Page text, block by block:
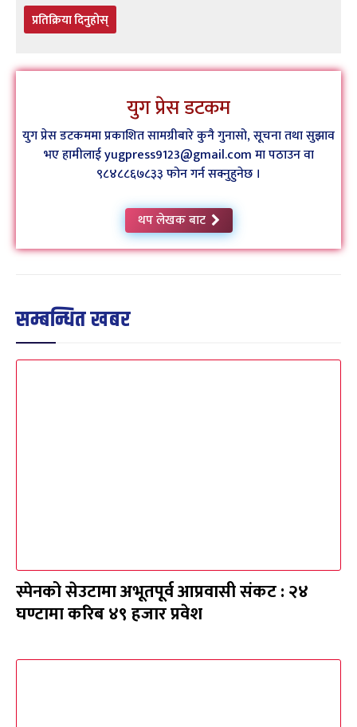
प्रतिक्रिया दिनुहोस्
युग प्रेस डटकम
युग प्रेस डटकममा प्रकाशित सामग्रीबारे कुनै गुनासो, सूचना तथा सुझाव
भए हामीलाई yugpress9123@gmail.com मा पठाउन वा
९८४८८६७८३३ फोन गर्न सक्नुहुनेछ ।
थप लेखक बाट
सम्बन्धित खबर
स्पेनको सेउटामा अभूतपूर्व आप्रवासी संकट : २४
घण्टामा करिब ४९ हजार प्रवेश